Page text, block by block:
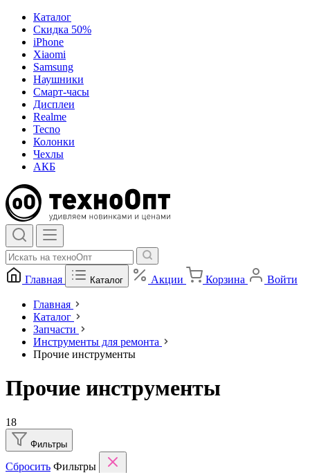
Каталог
Скидка 50%
iPhone
Xiaomi
Samsung
Наушники
Смарт-часы
Дисплеи
Realme
Tecno
Колонки
Чехлы
АКБ
Главная Каталог Акции Корзина Войти
Главная
Каталог
Запчасти
Инструменты для ремонта
Прочие инструменты
Прочие инструменты
18
Фильтры
Сбросить Фильтры